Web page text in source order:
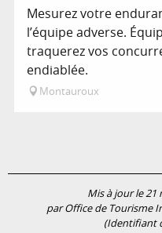
En lien avec
Mesurez votre
l’équipe adverse.
traquerez vos
endiablée.
Montauroux
Mis à jour le 21
par Office de Tourisme
(Identifiant